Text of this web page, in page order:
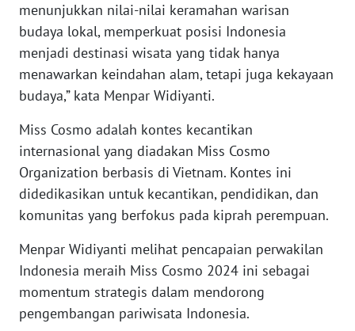
menunjukkan nilai-nilai keramahan warisan
budaya lokal, memperkuat posisi Indonesia
menjadi destinasi wisata yang tidak hanya
menawarkan keindahan alam, tetapi juga kekayaan
budaya,” kata Menpar Widiyanti.
Miss Cosmo adalah kontes kecantikan
internasional yang diadakan Miss Cosmo
Organization berbasis di Vietnam. Kontes ini
didedikasikan untuk kecantikan, pendidikan, dan
komunitas yang berfokus pada kiprah perempuan.
Menpar Widiyanti melihat pencapaian perwakilan
Indonesia meraih Miss Cosmo 2024 ini sebagai
momentum strategis dalam mendorong
pengembangan pariwisata Indonesia.
WN
SUMUT
WN
JAKARTA
WN
JABAR
WN
WN
NTT
KEPRI